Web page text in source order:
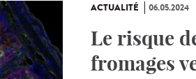
ACTUALITÉ 06.05.2024
Le risque
fromages